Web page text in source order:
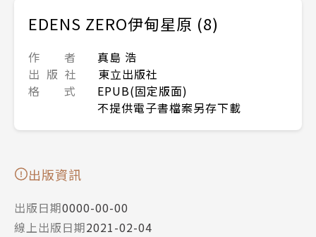
EDENS ZERO伊甸星原 (8)
作 者
真島 浩
出 版 社
東立出版社
格 式
EPUB(固定版面)
不提供電子書檔案另存下載
出版資訊
出版日期0000-00-00
線上出版日期2021-02-04